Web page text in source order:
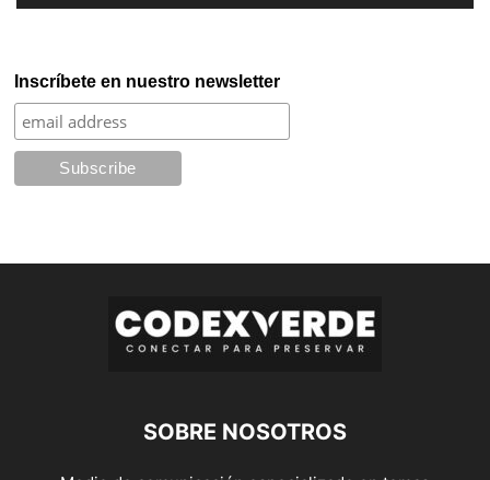
Inscríbete en nuestro newsletter
SOBRE NOSOTROS